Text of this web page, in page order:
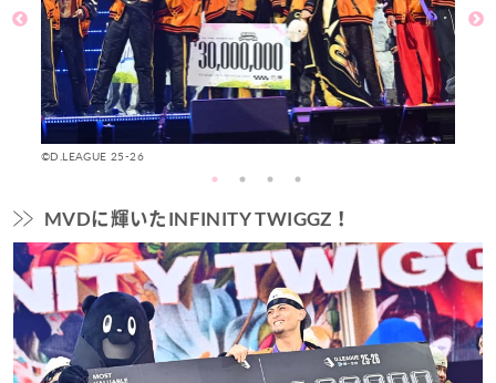
©D.LEAGUE 25-26
MVDに輝いたINFINITY TWIGGZ！